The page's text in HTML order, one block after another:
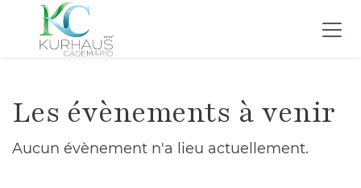
Les évènements à venir
Aucun évènement n'a lieu actuellement.